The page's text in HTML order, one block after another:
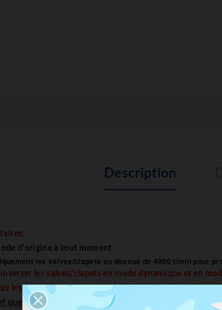
Description
d'origine à tout moment
les valves/clapets au dessus de 4000 t/min pour
lesvalves/clapetsen mode dynamique et en
les ouvrir ? Aucun problème, il suffit de cliquer deux
que l'installation de ce produit soit effectuée par un